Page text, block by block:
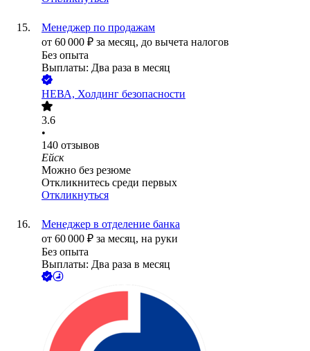
Менеджер по продажам
от 60 000 ₽ за месяц, до вычета налогов
Без опыта
Выплаты: Два раза в месяц
НЕВА, Холдинг безопасности
3.6
•
140 отзывов
Ейск
Можно без резюме
Откликнитесь среди первых
Откликнуться
Менеджер в отделение банка
от 60 000 ₽ за месяц, на руки
Без опыта
Выплаты: Два раза в месяц